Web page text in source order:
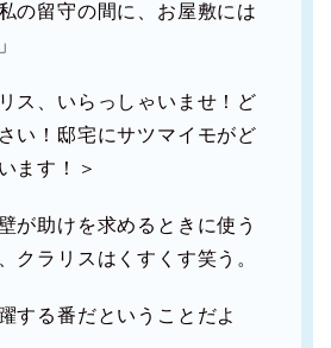
の留守の間に、お屋敷には
ス、いらっしゃいませ！ど
い！邸宅にサツマイモがど
ます！＞
が助けを求めるときに使う
クラリスはくすくす笑う。
する番だということだよ